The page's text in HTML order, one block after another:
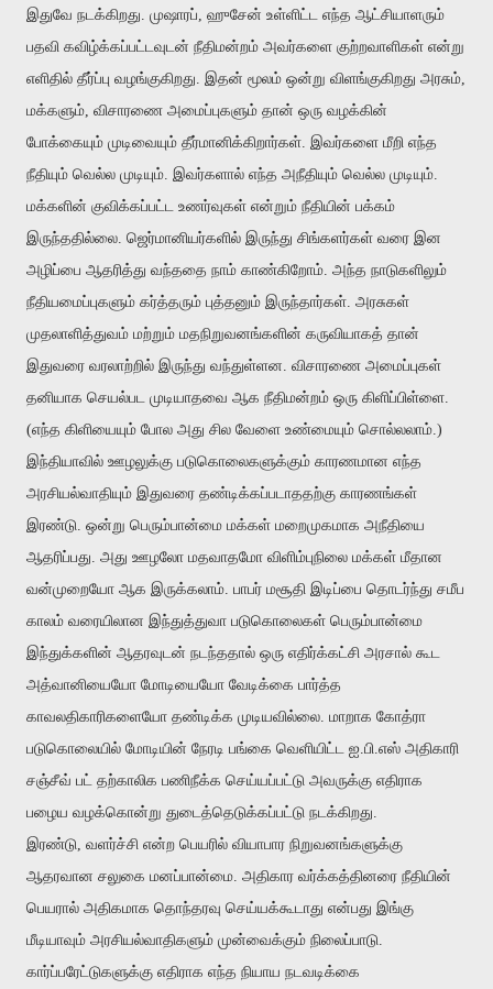
இதுவே நடக்கிறது. முஷாரப், ஹுசேன் உள்ளிட்ட எந்த ஆட்சியாளரும்
பதவி கவிழ்க்கப்பட்டவுடன் நீதிமன்றம் அவர்களை குற்றவாளிகள் என்று
எளிதில் தீர்ப்பு வழங்குகிறது. இதன் மூலம் ஒன்று விளங்குகிறது அரசும்,
மக்களும், விசாரணை அமைப்புகளும் தான் ஒரு வழக்கின்
போக்கையும் முடிவையும் தீர்மானிக்கிறார்கள். இவர்களை மீறி எந்த
நீதியும் வெல்ல முடியும். இவர்களால் எந்த அநீதியும் வெல்ல முடியும்.
மக்களின் குவிக்கப்பட்ட உணர்வுகள் என்றும் நீதியின் பக்கம்
இருந்ததில்லை. ஜெர்மானியர்களில் இருந்து சிங்களர்கள் வரை இன
அழிப்பை ஆதரித்து வந்ததை நாம் காண்கிறோம். அந்த நாடுகளிலும்
நீதியமைப்புகளும் கர்த்தரும் புத்தனும் இருந்தார்கள். அரசுகள்
முதலாளித்துவம் மற்றும் மதநிறுவனங்களின் கருவியாகத் தான்
இதுவரை வரலாற்றில் இருந்து வந்துள்ளன. விசாரணை அமைப்புகள்
தனியாக செயல்பட முடியாதவை ஆக நீதிமன்றம் ஒரு கிளிப்பிள்ளை.
(எந்த கிளியையும் போல அது சில வேளை உண்மையும் சொல்லலாம்.)
இந்தியாவில் ஊழலுக்கு படுகொலைகளுக்கும் காரணமான எந்த
அரசியல்வாதியும் இதுவரை தண்டிக்கப்படாததற்கு காரணங்கள்
இரண்டு. ஒன்று பெரும்பான்மை மக்கள் மறைமுகமாக அநீதியை
ஆதரிப்பது. அது ஊழலோ மதவாதமோ விளிம்புநிலை மக்கள் மீதான
வன்முறையோ ஆக இருக்கலாம். பாபர் மசூதி இடிப்பை தொடர்ந்து சமீப
காலம் வரையிலான இந்துத்துவா படுகொலைகள் பெரும்பான்மை
இந்துக்களின் ஆதரவுடன் நடந்ததால் ஒரு எதிர்க்கட்சி அரசால் கூட
அத்வானியையோ மோடியையோ வேடிக்கை பார்த்த
காவலதிகாரிகளையோ தண்டிக்க முடியவில்லை. மாறாக கோத்ரா
படுகொலையில் மோடியின் நேரடி பங்கை வெளியிட்ட ஐ.பி.எஸ் அதிகாரி
சஞ்சீவ் பட் தற்காலிக பணிநீக்க செய்யப்பட்டு அவருக்கு எதிராக
பழைய வழக்கொன்று துடைத்தெடுக்கப்பட்டு நடக்கிறது.
இரண்டு, வளர்ச்சி என்ற பெயரில் வியாபார நிறுவனங்களுக்கு
ஆதரவான சலுகை மனப்பான்மை. அதிகார வர்க்கத்தினரை நீதியின்
பெயரால் அதிகமாக தொந்தரவு செய்யக்கூடாது என்பது இங்கு
மீடியாவும் அரசியல்வாதிகளும் முன்வைக்கும் நிலைப்பாடு.
கார்ப்பரேட்டுகளுக்கு எதிராக எந்த நியாய நடவடிக்கை